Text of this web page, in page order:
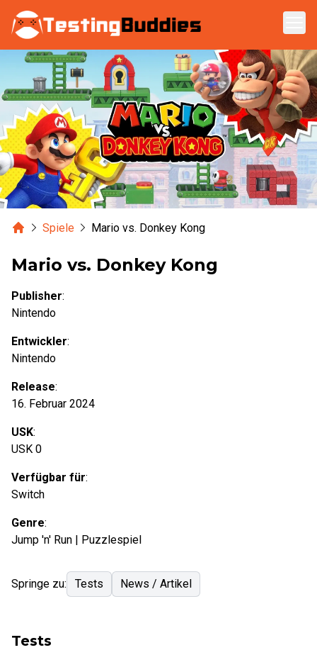
Zum Hauptinhalt springen
HomeSpiele Mario vs. Donkey Kong
Mario vs. Donkey Kong
Publisher:
Nintendo
Entwickler:
Nintendo
Release:
16. Februar 2024
USK:
USK 0
Verfügbar für:
Switch
Genre:
Jump 'n' Run | Puzzlespiel
Springe zu: Tests News / Artikel
Tests